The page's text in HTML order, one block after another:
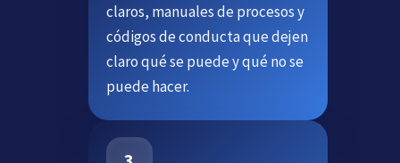
claros, manuales de procesos y
códigos de conducta que dejen
claro qué se puede y qué no se
puede hacer.